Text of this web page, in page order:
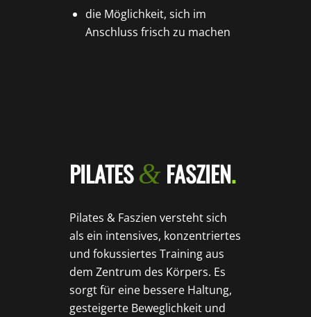
die Möglichkeit, sich im
Anschluss frisch zu machen
PILATES&FASZIEN.
Pilates & Faszien versteht sich
als ein intensives, konzentriertes
und fokussiertes Training aus
dem Zentrum des Körpers. Es
sorgt für eine bessere Haltung,
gesteigerte Beweglichkeit und